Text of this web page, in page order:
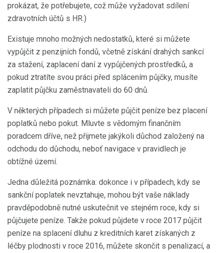
prokázat, že potřebujete, což může vyžadovat sdílení
zdravotních účtů s HR.)
Existuje mnoho možných nedostatků, které si můžete
vypůjčit z penzijních fondů, včetně získání drahých sankcí
za stažení, zaplacení daní z vypůjčených prostředků, a
pokud ztratíte svou práci před splácením půjčky, musíte
zaplatit půjčku zaměstnavateli do 60 dnů.
V některých případech si můžete půjčit peníze bez placení
poplatků nebo pokut. Mluvte s vědomým finančním
poradcem dříve, než přijmete jakýkoli důchod založený na
odchodu do důchodu, neboť navigace v pravidlech je
obtížné území.
Jedna důležitá poznámka: dokonce i v případech, kdy se
sankční poplatek nevztahuje, mohou být vaše náklady
pravděpodobně nutné uskutečnit ve stejném roce, kdy si
půjčujete peníze. Takže pokud půjdete v roce 2017 půjčit
peníze na splacení dluhu z kreditních karet získaných z
léčby plodnosti v roce 2016, můžete skončit s penalizací, a